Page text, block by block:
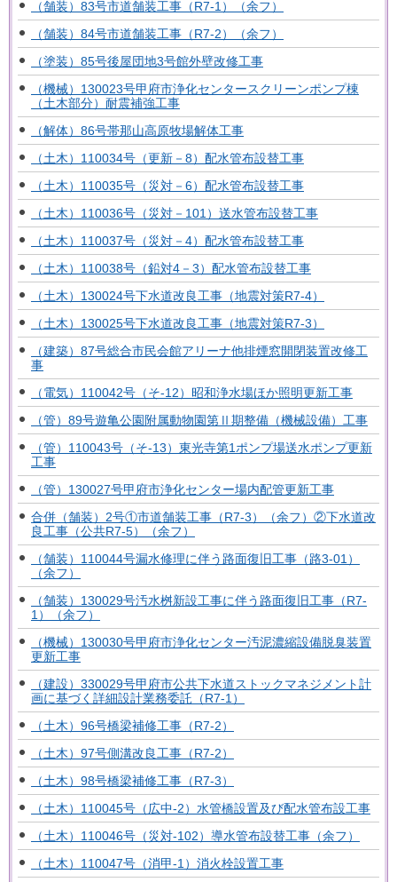
（舗装）83号市道舗装工事（R7-1）（余フ）
（舗装）84号市道舗装工事（R7-2）（余フ）
（塗装）85号後屋団地3号館外壁改修工事
（機械）130023号甲府市浄化センタースクリーンポンプ棟
（土木部分）耐震補強工事
（解体）86号帯那山高原牧場解体工事
（土木）110034号（更新－8）配水管布設替工事
（土木）110035号（災対－6）配水管布設替工事
（土木）110036号（災対－101）送水管布設替工事
（土木）110037号（災対－4）配水管布設替工事
（土木）110038号（鉛対4－3）配水管布設替工事
（土木）130024号下水道改良工事（地震対策R7-4）
（土木）130025号下水道改良工事（地震対策R7-3）
（建築）87号総合市民会館アリーナ他排煙窓開閉装置改修工
事
（電気）110042号（そ-12）昭和浄水場ほか照明更新工事
（管）89号遊亀公園附属動物園第Ⅱ期整備（機械設備）工事
（管）110043号（そ-13）東光寺第1ポンプ場送水ポンプ更新
工事
（管）130027号甲府市浄化センター場内配管更新工事
合併（舗装）2号①市道舗装工事（R7-3）（余フ）②下水道改
良工事（公共R7-5）（余フ）
（舗装）110044号漏水修理に伴う路面復旧工事（路3-01）
（余フ）
（舗装）130029号汚水桝新設工事に伴う路面復旧工事（R7-
1）（余フ）
（機械）130030号甲府市浄化センター汚泥濃縮設備脱臭装置
更新工事
（建設）330029号甲府市公共下水道ストックマネジメント計
画に基づく詳細設計業務委託（R7-1）
（土木）96号橋梁補修工事（R7-2）
（土木）97号側溝改良工事（R7-2）
（土木）98号橋梁補修工事（R7-3）
（土木）110045号（広中-2）水管橋設置及び配水管布設工事
（土木）110046号（災対-102）導水管布設替工事（余フ）
（土木）110047号（消甲-1）消火栓設置工事